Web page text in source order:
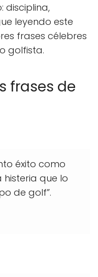
disciplina,
leyendo este
frases célebres
golfista.
frases de
éxito como
que lo
de golf”.